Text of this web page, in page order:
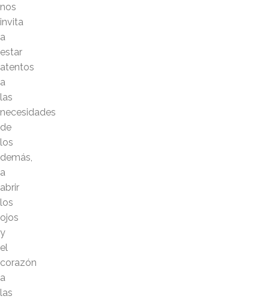
nos
invita
a
estar
atentos
a
las
necesidades
de
los
demás,
a
abrir
los
ojos
y
el
corazón
a
las